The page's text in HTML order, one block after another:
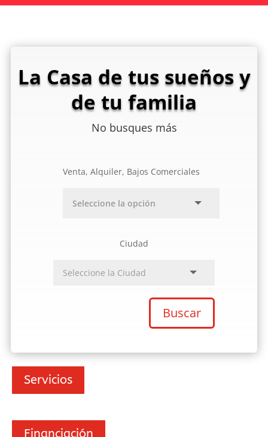
La Casa de tus sueños y
de tu familia
No busques más
Venta, Alquiler, Bajos Comerciales
Ciudad
Buscar
Servicios
Financiación